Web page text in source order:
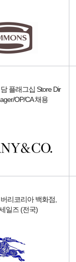
플래그십 Store Dir
OP/CA 채용
리코리아 백화점,
일즈 (전국)